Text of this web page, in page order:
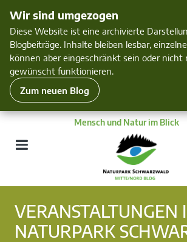
Wir sind umgezogen
Diese Website ist eine archivierte
Blogbeiträge. Inhalte bleiben lesbar,
können aber eingeschränkt sein oder nicht
gewünscht funktionieren.
Zum neuen Blog
Mensch und Natur im Blick
VERANSTALTUNGEN
NATURPARK